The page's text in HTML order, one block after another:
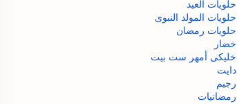
حلويات العيد
حلويات المولد النبوى
حلويات رمضان
خضار
خليكى أمهر ست بيت
دايت
رجيم
رمضانيات